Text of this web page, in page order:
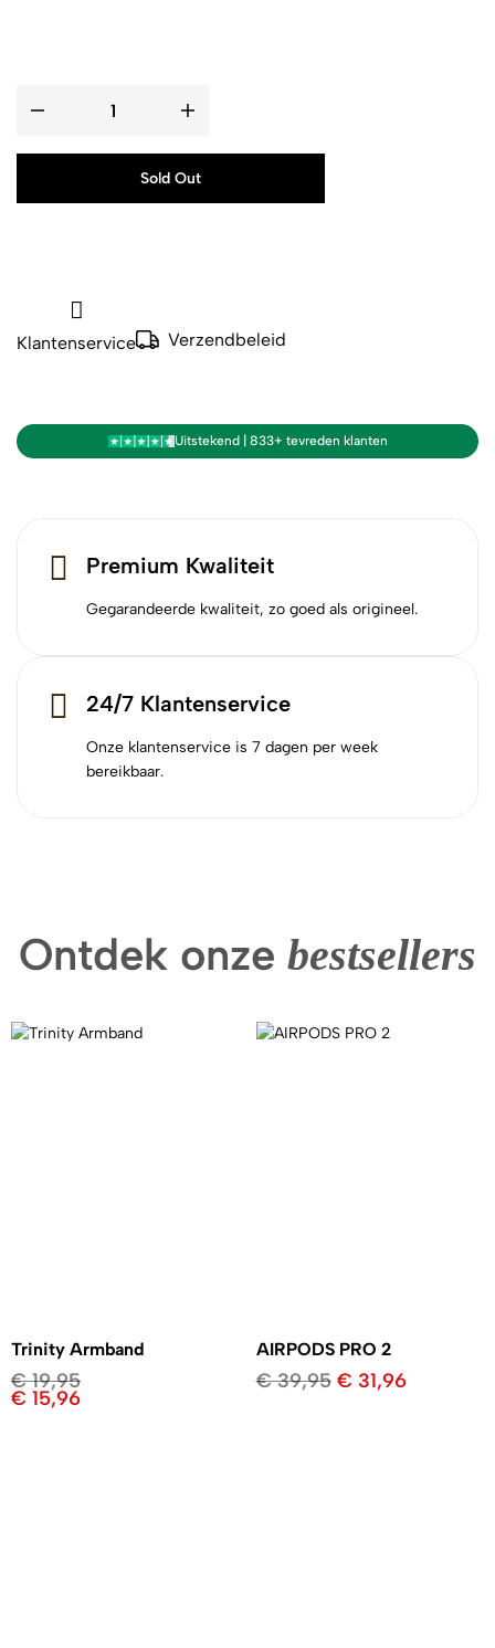
Sold Out
Klantenservice Verzendbeleid
Uitstekend | 833+ tevreden klanten
Premium Kwaliteit
Gegarandeerde kwaliteit, zo goed als origineel.
24/7 Klantenservice
Onze klantenservice is 7 dagen per week
bereikbaar.
Ontdek onze bestsellers
Trinity Armband
€19,95
€ 15,96
AIRPODS PRO 2
€39,95 € 31,96